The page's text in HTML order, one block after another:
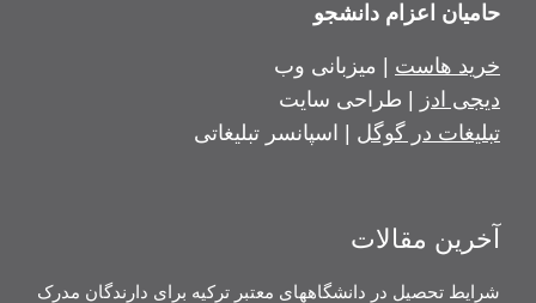
حامیان اعزام دانشجو
خرید هاست | میزبانی وب
دیجی ادز
| طراحی سایت
تبلیغات در گوگل | اسپانسر تبلیغاتی
آخرین مقالات
شرایط تحصیل در دانشگاههای معتبر ترکیه برای دارندگان مدرک